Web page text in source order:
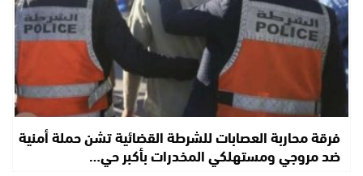
فرقة محاربة العصابات للشرطة القضائية تشن حملة أمنية
ضد مروجي ومستهلكي المخدرات بأكبر حي…